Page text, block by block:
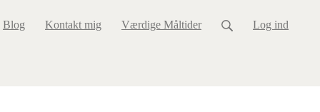
Blog Kontakt mig Værdige Måltider Log ind